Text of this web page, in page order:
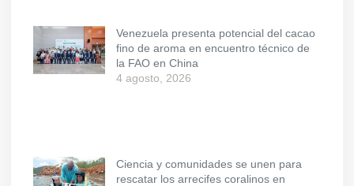
Venezuela presenta potencial del cacao
fino de aroma en encuentro técnico de
la FAO en China
4 agosto, 2026
Ciencia y comunidades se unen para
rescatar los arrecifes coralinos en